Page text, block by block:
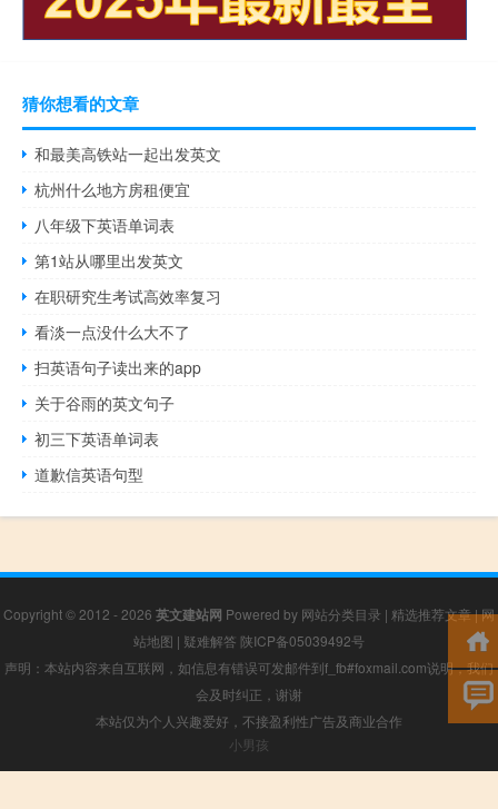
猜你想看的文章
和最美高铁站一起出发英文
杭州什么地方房租便宜
八年级下英语单词表
第1站从哪里出发英文
在职研究生考试高效率复习
看淡一点没什么大不了
扫英语句子读出来的app
关于谷雨的英文句子
初三下英语单词表
道歉信英语句型
Copyright © 2012 - 2026 英文建站网 Powered by 网站分类目录 | 精选推荐文章|网
站地图 | 疑难解答 陕ICP备05039492号
声明：本站内容来自互联网，如信息有错误可发邮件到f_fb#foxmail.com说明，我们
会及时纠正，谢谢
本站仅为个人兴趣爱好，不接盈利性广告及商业合作
小男孩